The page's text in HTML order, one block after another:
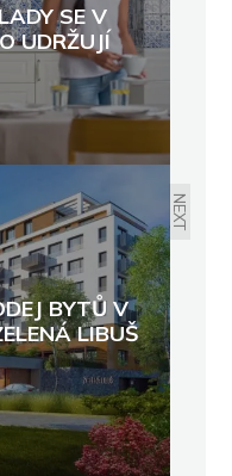
SE V
UDRŽUJÍ
NEXT
BYTŮ V
LIBUŠ